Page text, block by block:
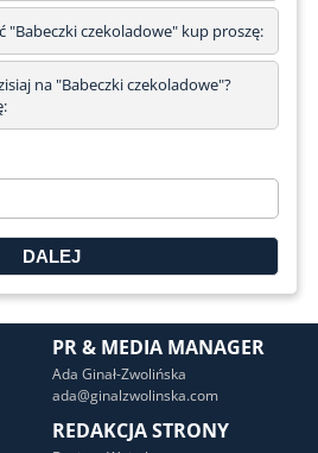
"Babeczki czekoladowe" kup proszę:
na "Babeczki czekoladowe"?
PR & MEDIA MANAGER
Ada Ginał-Zwolińska
ada@ginalzwolinska.com
REDAKCJA STRONY